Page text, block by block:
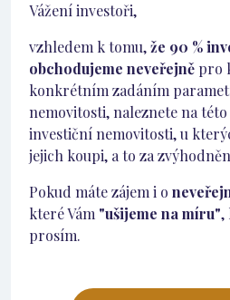
Vážení investoři,
vzhledem k tomu,že 90 %
obchodujeme neveřejně pro
konkrétním zadáním
nemovitosti, naleznete na
investiční nemovitosti, u
jejich koupi, a to za
Pokud máte zájem i o
které Vám "ušijeme na míru",
prosím.